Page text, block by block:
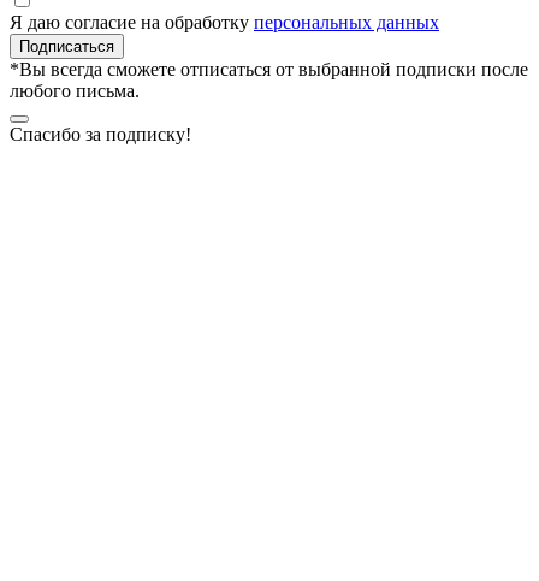
Я даю согласие на обработку персональных данных
Подписаться
*Вы всегда сможете отписаться от выбранной подписки после
любого письма.
Спасибо за подписку!